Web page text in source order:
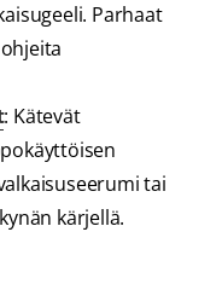
Parhaat
: Kätevät
tai
kärjellä.